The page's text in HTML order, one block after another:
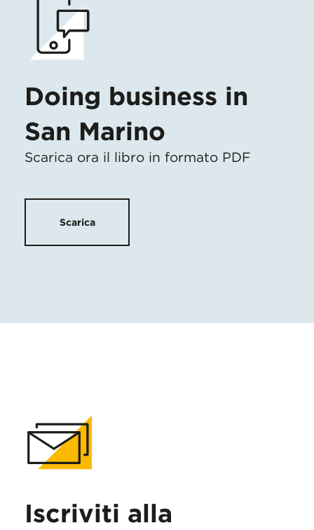
Doing business in
San Marino
Scarica ora il libro in formato PDF
Scarica
Iscriviti alla